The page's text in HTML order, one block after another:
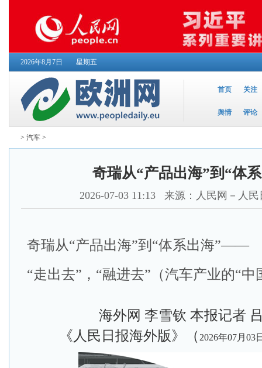
2026年8月7日 星期五
首页 关注
舆情 评论
> 汽车 >
奇瑞从“产品出海”到“体
2026-07-03 11:13 来源：人民网－人民
奇瑞从“产品出海”到“体系出海”——
“走出去”，“融进去”（​汽车产业的“中
海外网 李雪钦 本报记者
《人民日报海外版》（ 2026年07月03